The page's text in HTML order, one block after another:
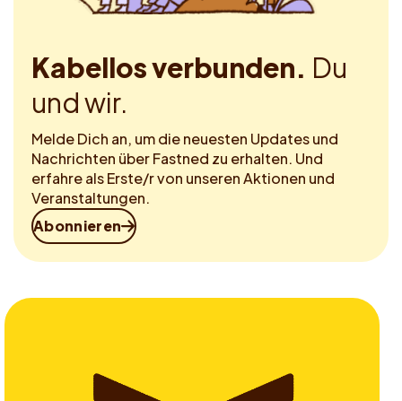
Kabellos verbunden. Du
und wir.
Melde Dich an, um die neuesten Updates und
Nachrichten über Fastned zu erhalten. Und
erfahre als Erste/r von unseren Aktionen und
Veranstaltungen.
Abonnieren